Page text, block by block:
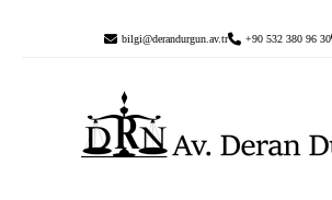
bilgi@derandurgun.av.tr +90 532 380 96 30